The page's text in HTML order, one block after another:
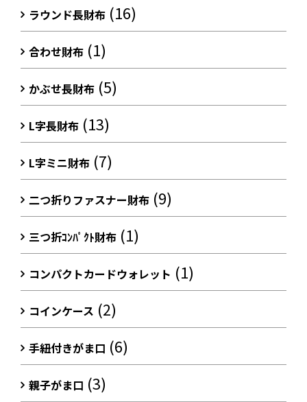
ラウンド長財布 (16)
合わせ財布 (1)
かぶせ長財布 (5)
L字長財布 (13)
L字ミニ財布 (7)
二つ折りファスナー財布 (9)
三つ折ｺﾝﾊﾟｸﾄ財布 (1)
コンパクトカードウォレット (1)
コインケース (2)
手紐付きがま口 (6)
親子がま口 (3)